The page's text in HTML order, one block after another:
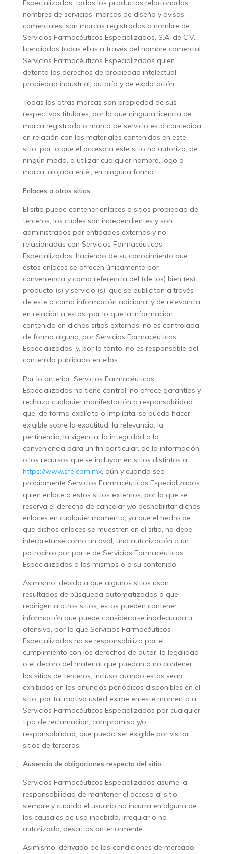
Especializados, todos los productos relacionados,
nombres de servicios, marcas de diseño y avisos
comerciales, son marcas registradas a nombre de
Servicios Farmacéuticos Especializados, S.A. de C.V.,
licenciadas todas ellas a través del nombre comercial
Servicios Farmacéuticos Especializados quien
detenta los derechos de propiedad intelectual,
propiedad industrial, autoría y de explotación.
Todas las otras marcas son propiedad de sus
respectivos titulares, por lo que ninguna licencia de
marca registrada o marca de servicio está concedida
en relación con los materiales contenidos en este
sitio, por lo que el acceso a este sitio no autoriza, de
ningún modo, a utilizar cualquier nombre, logo o
marca, alojada en él, en ninguna forma.
Enlaces a otros sitios
El sitio puede contener enlaces a sitios propiedad de
terceros, los cuales son independientes y son
administrados por entidades externas y no
relacionadas con Servicios Farmacéuticos
Especializados, haciendo de su conocimiento que
estos enlaces se ofrecen únicamente por
conveniencia y como referencia del (de los) bien (es),
producto (s) y servicio (s), que se publicitan a través
de este o como información adicional y de relevancia
en relación a estos, por lo que la información
contenida en dichos sitios externos, no es controlada,
de forma alguna, por Servicios Farmacéuticos
Especializados, y, por lo tanto, no es responsable del
contenido publicado en ellos.
Por lo anterior, Servicios Farmacéuticos
Especializados no tiene control, no ofrece garantías y
rechaza cualquier manifestación o responsabilidad
que, de forma explícita o implícita, se pueda hacer
exigible sobre la exactitud, la relevancia, la
pertinencia, la vigencia, la integridad o la
conveniencia para un fin particular, de la información
o los recursos que se incluyan en sitios distintos a
https://www.sfe.com.mx, aún y cuando sea
propiamente Servicios Farmacéuticos Especializados
quien enlace a estos sitios externos, por lo que se
reserva el derecho de cancelar y/o deshabilitar dichos
enlaces en cualquier momento, ya que el hecho de
que dichos enlaces se muestren en el sitio, no debe
interpretarse como un aval, una autorización o un
patrocinio por parte de Servicios Farmacéuticos
Especializados a los mismos o a su contenido.
Asimismo, debido a que algunos sitios usan
resultados de búsqueda automatizados o que
redirigen a otros sitios, estos pueden contener
información que puede considerarse inadecuada u
ofensiva, por lo que Servicios Farmacéuticos
Especializados no se responsabiliza por el
cumplimiento con los derechos de autor, la legalidad
o el decoro del material que puedan o no contener
los sitios de terceros, incluso cuando estos sean
exhibidos en los anuncios periódicos disponibles en el
sitio; por tal motivo usted exime en este momento a
Servicios Farmacéuticos Especializados por cualquier
tipo de reclamación, compromiso y/o
responsabilidad, que pueda ser exigible por visitar
sitios de terceros.
Ausencia de obligaciones respecto del sitio
Servicios Farmacéuticos Especializados asume la
responsabilidad de mantener el acceso al sitio,
siempre y cuando el usuario no incurra en alguna de
las causales de uso indebido, irregular o no
autorizado, descritas anteriormente.
Asimismo, derivado de las condiciones de mercado,